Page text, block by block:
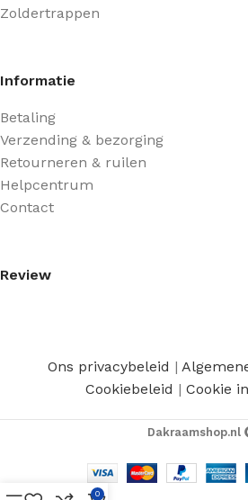
Zoldertrappen
Informatie
Betaling
Verzending & bezorging
Retourneren & ruilen
Helpcentrum
Contact
Review
Ons privacybeleid |
Cookiebeleid |Cookie
Dakraamshop.nl
0